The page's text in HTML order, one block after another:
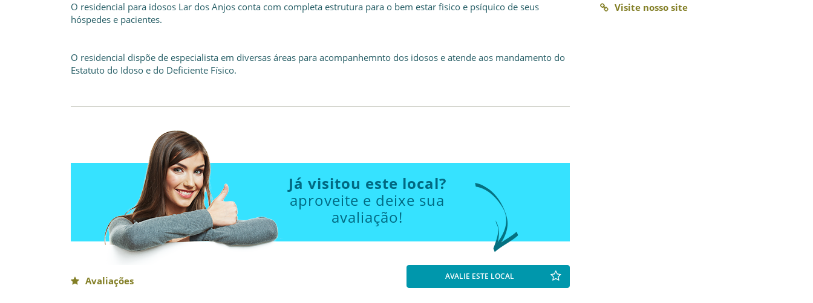
O residencial para idosos Lar dos Anjos conta com completa estrutura para o bem estar fisico e psíquico de seus
hóspedes e pacientes.
O residencial dispõe de especialista em diversas áreas para acompanhemnto dos idosos e atende aos mandamento do
Estatuto do Idoso e do Deficiente Físico.
Já visitou este local?
aproveite e deixe sua
avaliação!
Avaliações AVALIE ESTE LOCAL
Visite nosso site